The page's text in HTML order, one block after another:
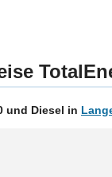
und Diesel in